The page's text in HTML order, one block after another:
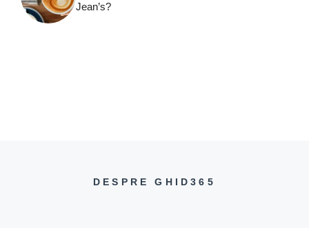
Jean’s?
DESPRE GHID365